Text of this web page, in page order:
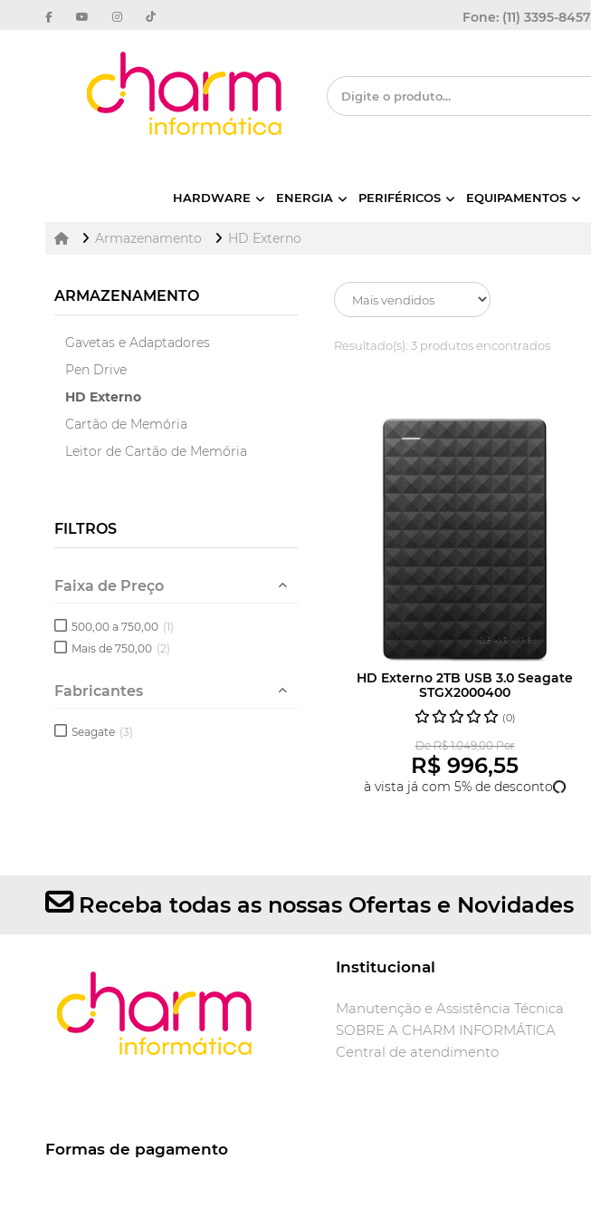
Fone: (11) 3395-8457
HARDWARE ENERGIA PERIFÉRICOS EQUIPAMENTOS
Armazenamento HD Externo
ARMAZENAMENTO
Gavetas e Adaptadores
Pen Drive
HD Externo
Cartão de Memória
Leitor de Cartão de Memória
FILTROS
Faixa de Preço
500,00 a 750,00 (1)
Mais de 750,00 (2)
Fabricantes
Seagate (3)
Resultado(s): 3 produtos encontrados
HD Externo 2TB USB 3.0 Seagate
STGX2000400
(0)
De R$ 1.049,00 Por
R$ 996,55
à vista já com 5% de desconto
Receba todas as nossas Ofertas e Novidades
Institucional
Manutenção e Assistência Técnica
SOBRE A CHARM INFORMÁTICA
Central de atendimento
Formas de pagamento